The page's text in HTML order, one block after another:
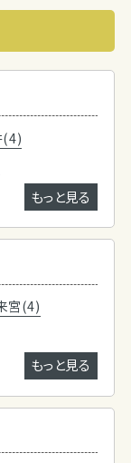
(4)
もっと見る
宮(4)
もっと見る